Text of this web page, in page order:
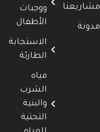
مشاريعنا
مدونة
ووجبات
الأطفال
الاستجابة
الطارئة
مياه
الشرب
والبنية
التحتية